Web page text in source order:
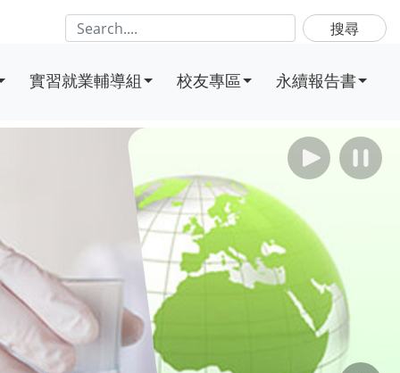
搜尋
實習就業輔導組 校友專區 永續報告書
播放